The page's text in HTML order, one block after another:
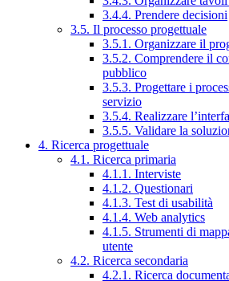
3.4.4. Prendere decisioni
3.5. Il processo progettuale
3.5.1. Organizzare il
3.5.2. Comprendere il
pubblico
3.5.3. Progettare i
servizio
3.5.4. Realizzare
3.5.5. Validare la
4. Ricerca progettuale
4.1. Ricerca primaria
4.1.1. Interviste
4.1.2. Questionari
4.1.3. Test di usabilità
4.1.4. Web analytics
4.1.5. Strumenti di
utente
4.2. Ricerca secondaria
4.2.1. Ricerca